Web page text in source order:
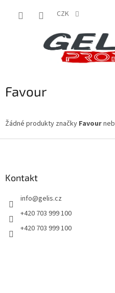
CZK
Favour
Žádné produkty značky Favour
Kontakt
info@gelis.cz
+420 703 999 100
+420 703 999 100